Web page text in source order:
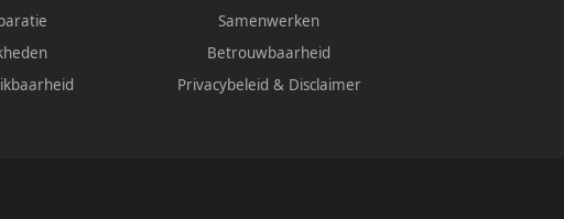
Samenwerken
Betrouwbaarheid
Privacybeleid & Disclaimer